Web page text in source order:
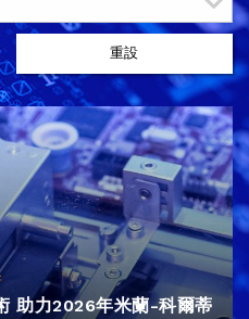
重設
助力2026年米蘭-科爾蒂